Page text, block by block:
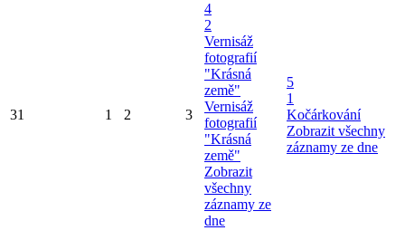
31 1 2 3
4
2
Vernisáž
fotografií
"Krásná
země"
Vernisáž
fotografií
"Krásná
země"
Zobrazit
všechny
záznamy ze
dne
5
1
Kočárkování
Zobrazit všechny
záznamy ze dne